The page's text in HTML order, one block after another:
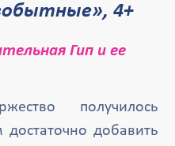
4+
Гип и ее
получилось
добавить